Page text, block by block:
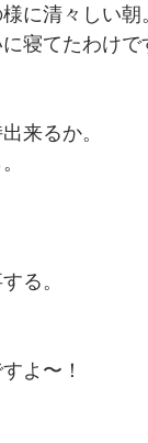
に清々しい朝
寝てたわけ
来るか。
る。
よ〜！